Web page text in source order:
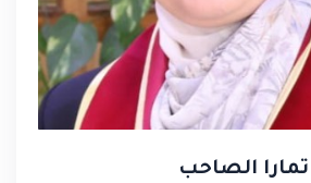
تمارا الصاحب